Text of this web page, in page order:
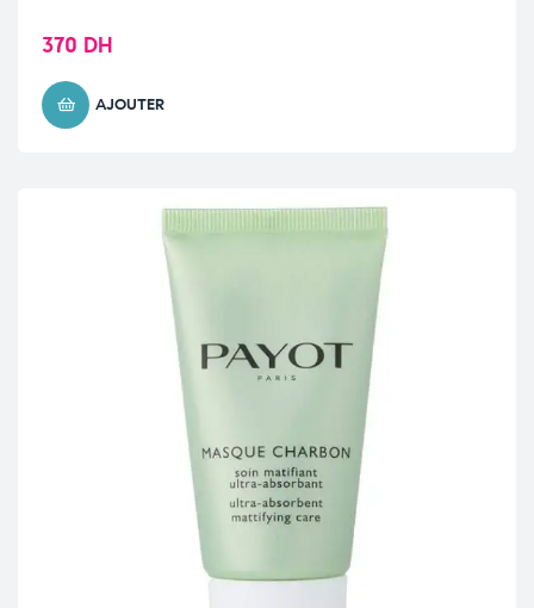
370 DH
AJOUTER